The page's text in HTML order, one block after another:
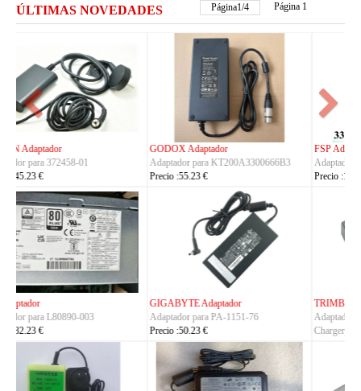
ÚLTIMAS NOVEDADES Página2/4 Página 1
FSP Adaptador
Adaptador para FSP330-ACAU3
Precio :164.23 €
HUAWEI Adaptador
Adaptador para S190126D1D
Precio :40.23 €
TRIMBLE Adaptador
Adaptador para
Charger_Dual_Battery_Slot
Precio :149.23 €
ASUS Adaptador
Adaptador para A14-150P1A
Precio :42.23 €